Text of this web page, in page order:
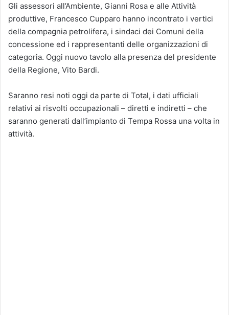
Gli assessori all’Ambiente, Gianni Rosa e alle Attività
produttive, Francesco Cupparo hanno incontrato i vertici
della compagnia petrolifera, i sindaci dei Comuni della
concessione ed i rappresentanti delle organizzazioni di
categoria. Oggi nuovo tavolo alla presenza del presidente
della Regione, Vito Bardi.
Saranno resi noti oggi da parte di Total, i dati ufficiali
relativi ai risvolti occupazionali – diretti e indiretti – che
saranno generati dall’impianto di Tempa Rossa una volta in
attività.